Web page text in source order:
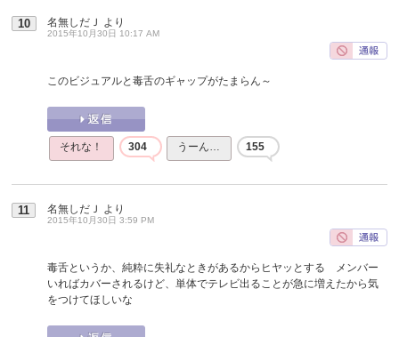
10 名無しだＪ より
2015年10月30日 10:17 AM
このビジュアルと毒舌のギャップがたまらん～
それな！ 304 うーん… 155
11 名無しだＪ より
2015年10月30日 3:59 PM
毒舌というか、純粋に失礼なときがあるからヒヤッとする メンバー
いればカバーされるけど、単体でテレビ出ることが急に増えたから気
をつけてほしいな